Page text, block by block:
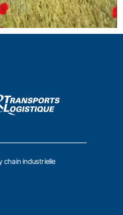
chain industrielle